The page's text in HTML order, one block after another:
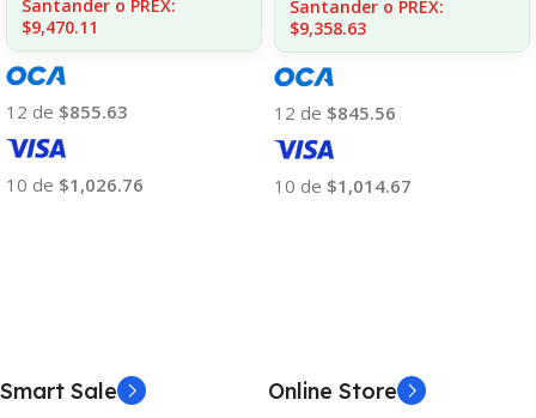
Santander o PREX:
$9,470.11
12 de $855.63
10 de $1,026.76
Santander o PREX:
$9,358.63
12 de $845.56
10 de $1,014.67
Smart Sale Online Store